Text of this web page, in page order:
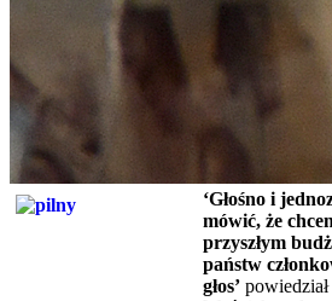
‘Głośno i
mówić, że
przyszłym
państw
głos’